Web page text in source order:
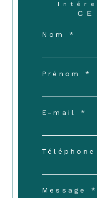
Nom *
Prénom *
E-mail *
Message *